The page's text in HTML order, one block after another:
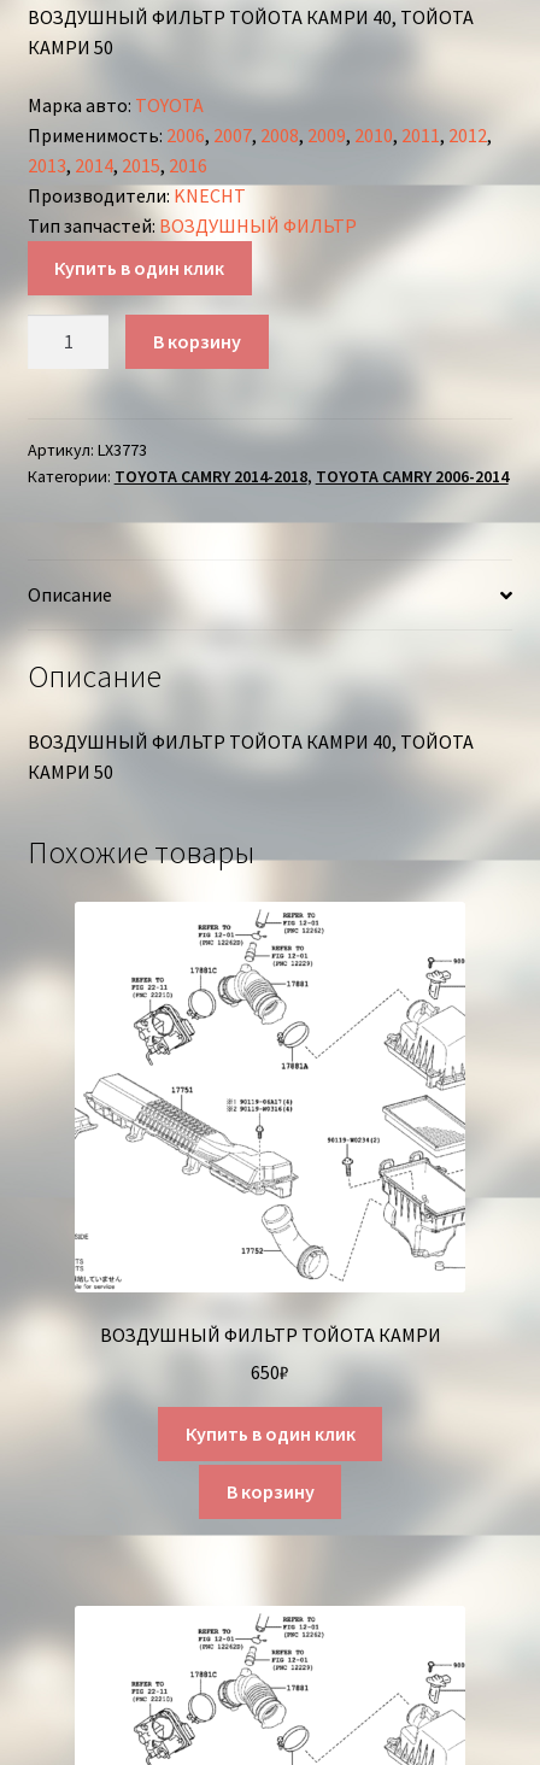
ВОЗДУШНЫЙ ФИЛЬТР ТОЙОТА КАМРИ 40, ТОЙОТА
КАМРИ 50
Марка авто: TOYOTA
Применимость: 2006, 2007, 2008, 2009, 2010, 2011, 2012,
2013, 2014, 2015, 2016
Производители: KNECHT
Тип запчастей: ВОЗДУШНЫЙ ФИЛЬТР
Купить в один клик
ТОЙОТА
КАМРИ
В корзину
Артикул: LX3773
Категории: TOYOTA CAMRY 2014-2018, TOYOTA CAMRY 2006-2014
Описание
Описание
ВОЗДУШНЫЙ ФИЛЬТР ТОЙОТА КАМРИ 40, ТОЙОТА
КАМРИ 50
Похожие товары
ВОЗДУШНЫЙ ФИЛЬТР ТОЙОТА КАМРИ
650₽
Купить в один клик
В корзину